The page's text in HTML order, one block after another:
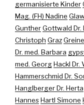
germanisierte Kinder
Mag. (FH) Nadine
GuntherGottwald Dr.
Christoph Graz
Dr. med. Barbara
med. GeorgHackl Dr.
Hammerschmid Dr.
Hanglberger Dr. Herta
HannesHartl Simone